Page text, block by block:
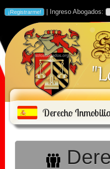
| Ingreso Abogados:
Derecho